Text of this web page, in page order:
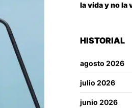
la vida y no la
HISTORIAL
agosto 2026
julio 2026
junio 2026